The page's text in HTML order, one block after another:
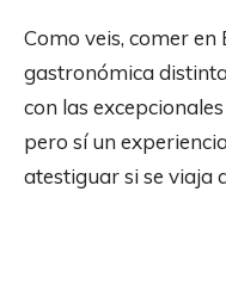
Como veis, comer
gastronómica
con las
pero sí un
atestiguar si se viaja